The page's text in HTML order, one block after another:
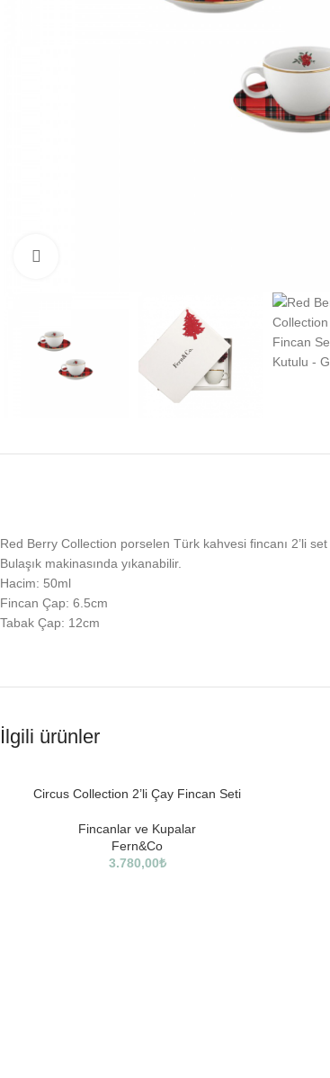
Red Berry Collection porselen Türk kahvesi fincanı 2’li set
Bulaşık makinasında yıkanabilir.
Hacim: 50ml
Fincan Çap: 6.5cm
Tabak Çap: 12cm
İlgili ürünler
Circus Collection 2’li Çay Fincan Seti
Fincanlar ve Kupalar
Fern&Co
3.780,00₺